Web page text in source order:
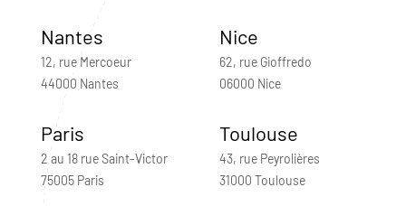
Nantes
12, rue Mercoeur
44000 Nantes
Nice
62, rue Gioffredo
06000 Nice
Paris
2 au 18 rue Saint-Victor
75005 Paris
Toulouse
43, rue Peyrolières
31000 Toulouse